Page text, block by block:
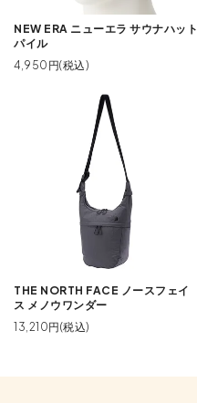
NEW ERA ニューエラ サウナハット
パイル
4,950円(税込)
THE NORTH FACE ノースフェイ
ス メノウワンダー
13,210円(税込)